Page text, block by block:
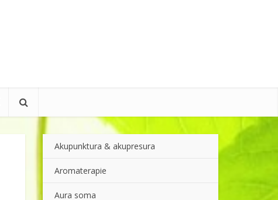
Akupunktura & akupresura
Aromaterapie
Aura soma